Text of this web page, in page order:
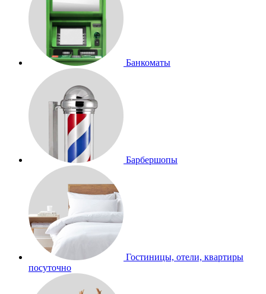
Банкоматы
Барбершопы
Гостиницы, отели, квартиры
посуточно